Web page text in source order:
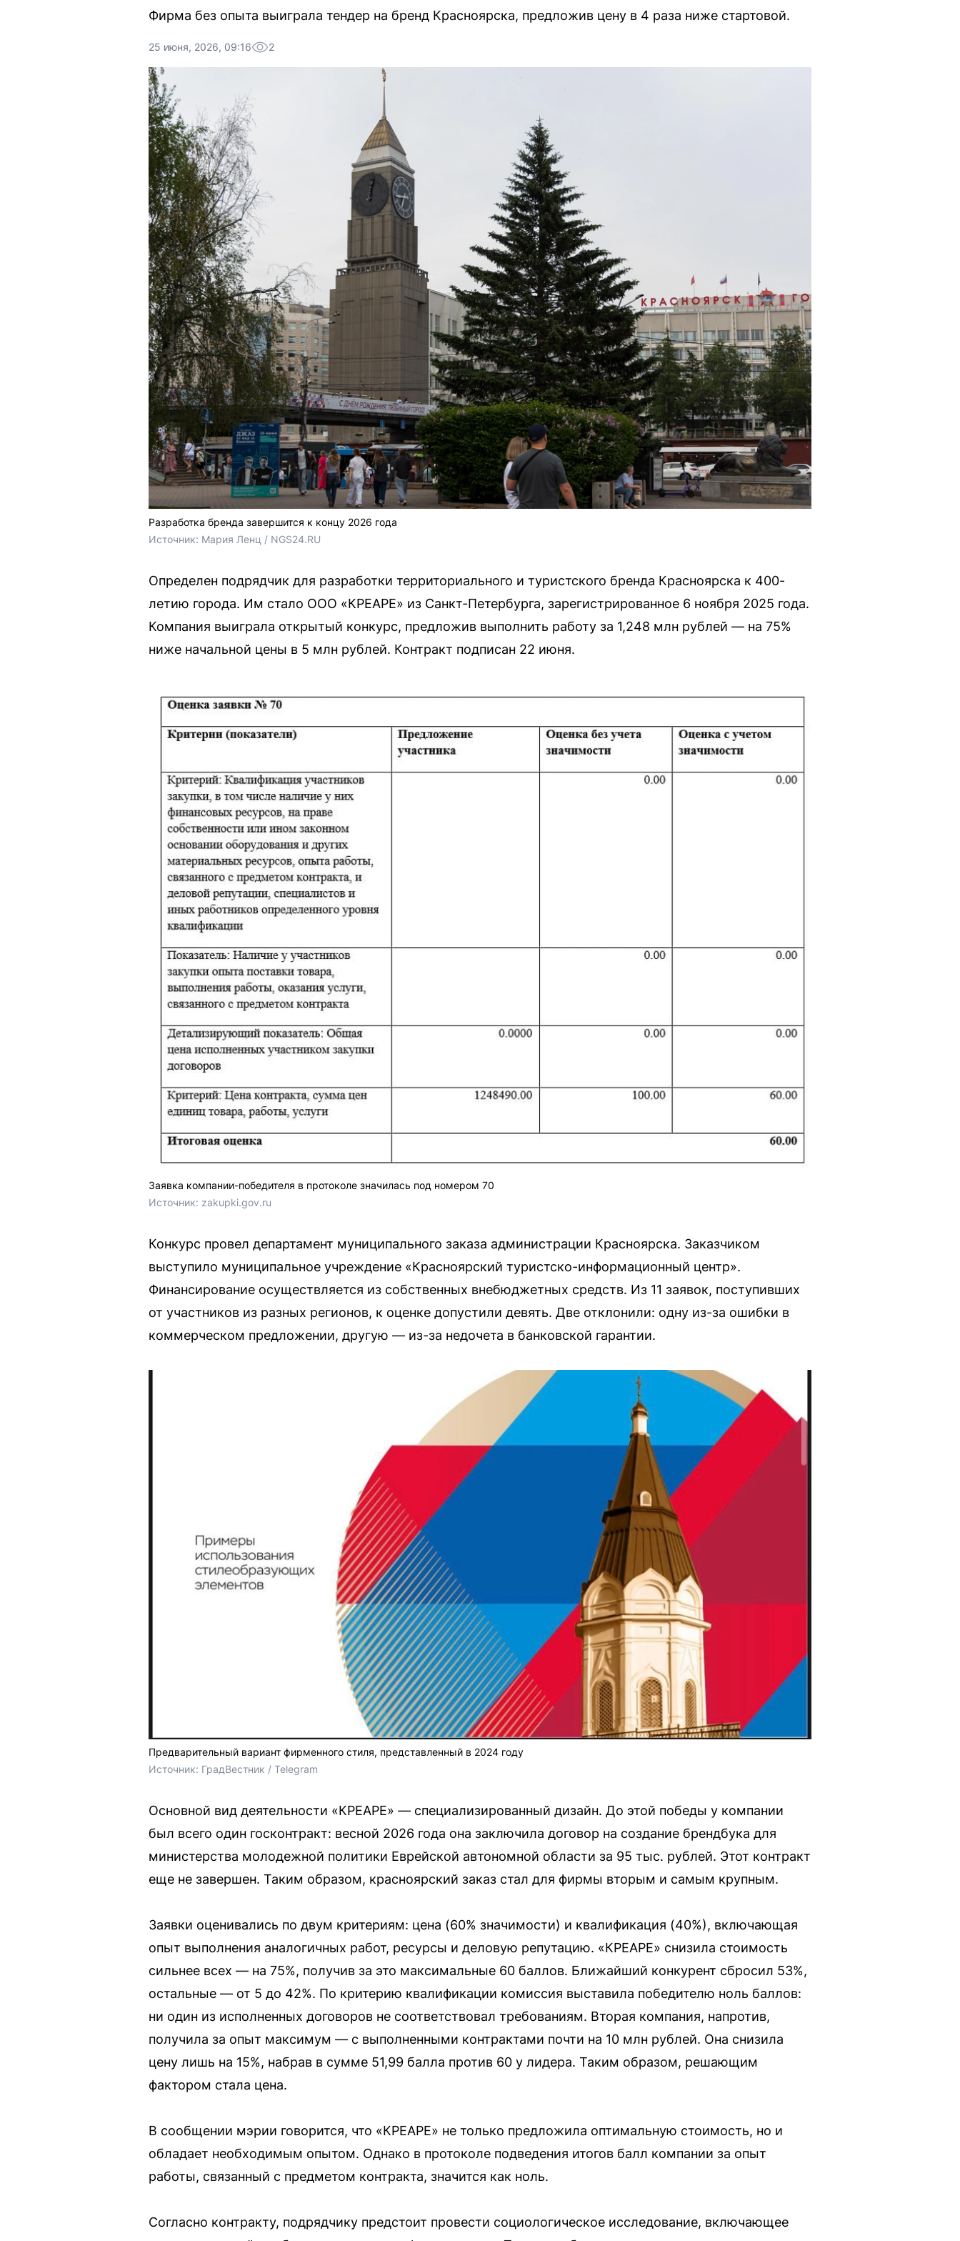
Фирма без опыта выиграла тендер на бренд Красноярска, предложив цену в 4 раза ниже стартовой.
25 июня, 2026, 09:16 2
Разработка бренда завершится к концу 2026 года
Источник: Мария Ленц / NGS24.RU
Определен подрядчик для разработки территориального и туристского бренда Красноярска к 400-
летию города. Им стало ООО «КРЕАРЕ» из Санкт-Петербурга, зарегистрированное 6 ноября 2025 года.
Компания выиграла открытый конкурс, предложив выполнить работу за 1,248 млн рублей — на 75%
ниже начальной цены в 5 млн рублей. Контракт подписан 22 июня.
Заявка компании-победителя в протоколе значилась под номером 70
Источник: zakupki.gov.ru
Конкурс провел департамент муниципального заказа администрации Красноярска. Заказчиком
выступило муниципальное учреждение «Красноярский туристско-информационный центр».
Финансирование осуществляется из собственных внебюджетных средств. Из 11 заявок, поступивших
от участников из разных регионов, к оценке допустили девять. Две отклонили: одну из-за ошибки в
коммерческом предложении, другую — из-за недочета в банковской гарантии.
Предварительный вариант фирменного стиля, представленный в 2024 году
Источник: ГрадВестник / Telegram
Основной вид деятельности «КРЕАРЕ» — специализированный дизайн. До этой победы у компании
был всего один госконтракт: весной 2026 года она заключила договор на создание брендбука для
министерства молодежной политики Еврейской автономной области за 95 тыс. рублей. Этот контракт
еще не завершен. Таким образом, красноярский заказ стал для фирмы вторым и самым крупным.
Заявки оценивались по двум критериям: цена (60% значимости) и квалификация (40%), включающая
опыт выполнения аналогичных работ, ресурсы и деловую репутацию. «КРЕАРЕ» снизила стоимость
сильнее всех — на 75%, получив за это максимальные 60 баллов. Ближайший конкурент сбросил 53%,
остальные — от 5 до 42%. По критерию квалификации комиссия выставила победителю ноль баллов:
ни один из исполненных договоров не соответствовал требованиям. Вторая компания, напротив,
получила за опыт максимум — с выполненными контрактами почти на 10 млн рублей. Она снизила
цену лишь на 15%, набрав в сумме 51,99 балла против 60 у лидера. Таким образом, решающим
фактором стала цена.
В сообщении мэрии говорится, что «КРЕАРЕ» не только предложила оптимальную стоимость, но и
обладает необходимым опытом. Однако в протоколе подведения итогов балл компании за опыт
работы, связанный с предметом контракта, значится как ноль.
Согласно контракту, подрядчику предстоит провести социологическое исследование, включающее